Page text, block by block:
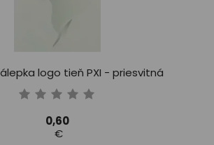
logo tieň PXI - priesvitná
0,60
€